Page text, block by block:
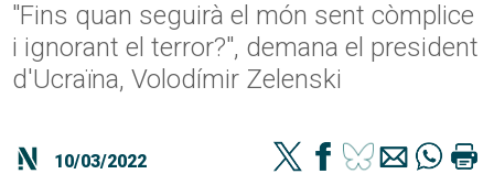
"Fins quan seguirà el món sent còmplice
i ignorant el terror?", demana el president
d'Ucraïna, Volodímir Zelenski
10/03/2022